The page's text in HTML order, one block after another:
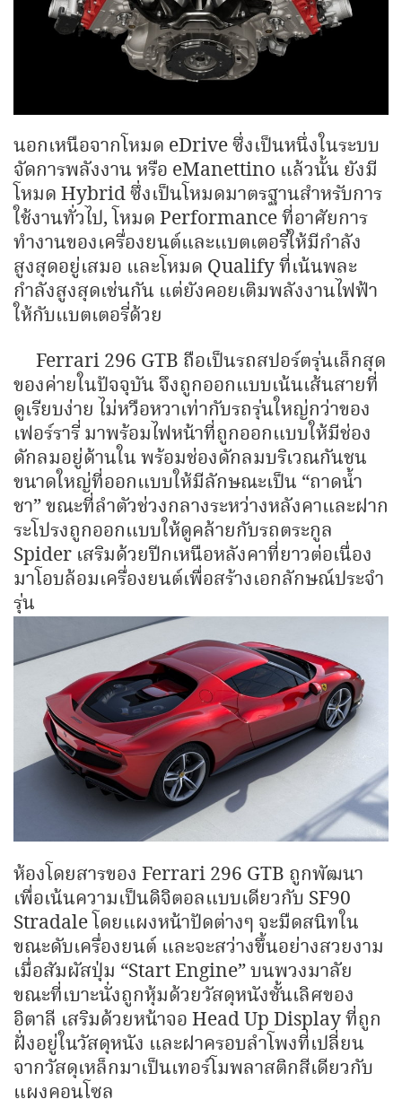
นอกเหนือจากโหมด eDrive ซึ่งเป็นหนึ่งในระบบ
จัดการพลังงาน หรือ eManettino แล้วนั้น ยังมี
โหมด Hybrid ซึ่งเป็นโหมดมาตรฐานสำหรับการ
ใช้งานทั่วไป, โหมด Performance ที่อาศัยการ
ทำงานของเครื่องยนต์และแบตเตอรี่ให้มีกำลัง
สูงสุดอยู่เสมอ และโหมด Qualify ที่เน้นพละ
กำลังสูงสุดเช่นกัน แต่ยังคอยเติมพลังงานไฟฟ้า
ให้กับแบตเตอรี่ด้วย
Ferrari 296 GTB ถือเป็นรถสปอร์ตรุ่นเล็กสุด
ของค่ายในปัจจุบัน จึงถูกออกแบบเน้นเส้นสายที่
ดูเรียบง่าย ไม่หวือหวาเท่ากับรถรุ่นใหญ่กว่าของ
เฟอร์รารี่ มาพร้อมไฟหน้าที่ถูกออกแบบให้มีช่อง
ดักลมอยู่ด้านใน พร้อมช่องดักลมบริเวณกันชน
ขนาดใหญ่ที่ออกแบบให้มีลักษณะเป็น “ถาดน้ำ
ชา” ขณะที่ลำตัวช่วงกลางระหว่างหลังคาและฝาก
ระโปรงถูกออกแบบให้ดูคล้ายกับรถตระกูล
Spider เสริมด้วยปีกเหนือหลังคาที่ยาวต่อเนื่อง
มาโอบล้อมเครื่องยนต์เพื่อสร้างเอกลักษณ์ประจำ
รุ่น
ห้องโดยสารของ Ferrari 296 GTB ถูกพัฒนา
เพื่อเน้นความเป็นดิจิตอลแบบเดียวกับ SF90
Stradale โดยแผงหน้าปัดต่างๆ จะมืดสนิทใน
ขณะดับเครื่องยนต์ และจะสว่างขึ้นอย่างสวยงาม
เมื่อสัมผัสปุ่ม “Start Engine” บนพวงมาลัย
ขณะที่เบาะนั่งถูกหุ้มด้วยวัสดุหนังชั้นเลิศของ
อิตาลี เสริมด้วยหน้าจอ Head Up Display ที่ถูก
ฝั่งอยู่ในวัสดุหนัง และฝาครอบลำโพงที่เปลี่ยน
จากวัสดุเหล็กมาเป็นเทอร์โมพลาสติกสีเดียวกับ
แผงคอนโซล